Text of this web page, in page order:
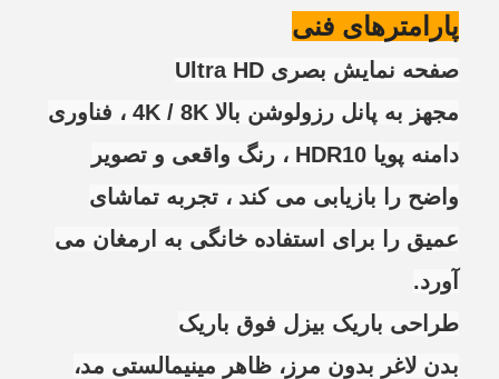
پارامترهای فنی
صفحه نمایش بصری Ultra HD
مجهز به پانل رزولوشن بالا 4K / 8K ، فناوری
دامنه پویا HDR10 ، رنگ واقعی و تصویر
واضح را بازیابی می کند ، تجربه تماشای
عمیق را برای استفاده خانگی به ارمغان می
آورد.
طراحی باریک بیزل فوق باریک
بدن لاغر بدون مرز، ظاهر مینیمالستی مد،